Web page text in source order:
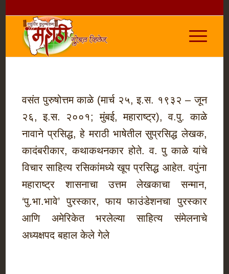
वसंत पुरुषोत्तम काळे (मार्च २५, इ.स. १९३२ – जून
२६, इ.स. २००१; मुंबई, महाराष्ट्र), व.पु. काळे
नावाने प्रसिद्ध, हे मराठी भाषेतील सुप्रसिद्ध लेखक,
कादंबरीकार, कथाकथनकार होते. व. पु काळे यांचे
विचार साहित्य रसिकांमध्ये खूप प्रसिद्ध आहेत. वपुंना
महाराष्ट्र शासनाचा उत्तम लेखकाचा सन्मान,
‘पु.भा.भावे’ पुरस्कार, फाय फाउंडेशनचा पुरस्कार
आणि अमेरिकेत भरलेल्या साहित्य संमेलनाचे
अध्यक्षपद बहाल केले गेले